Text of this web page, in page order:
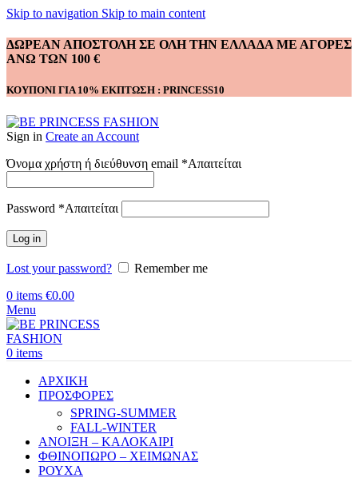
Skip to navigation Skip to main content
ΔΩΡΕΑΝ ΑΠΟΣΤΟΛΗ ΣΕ ΟΛΗ ΤΗΝ ΕΛΛΑΔΑ ΜΕ ΑΓΟΡΕΣ
ΑΝΩ ΤΩΝ 100 €
ΚΟΥΠΟΝΙ ΓΙΑ 10% ΕΚΠΤΩΣΗ : PRINCESS10
Sign in Create an Account
Όνομα χρήστη ή διεύθυνση email *Απαιτείται
Password *Απαιτείται
Log in
Lost your password?
Remember me
0 items €0.00
Menu
0 items
ΑΡΧΙΚΗ
ΠΡΟΣΦΟΡΕΣ
SPRING-SUMMER
FALL-WINTER
ΑΝΟΙΞΗ – ΚΑΛΟΚΑΙΡΙ
ΦΘΙΝΟΠΩΡΟ – ΧΕΙΜΩΝΑΣ
ΡΟΥΧΑ